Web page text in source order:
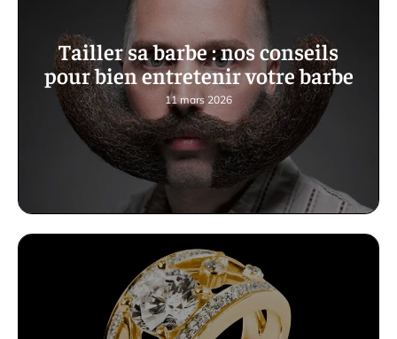
Tailler sa barbe : nos conseils
pour bien entretenir votre barbe
11 mars 2026